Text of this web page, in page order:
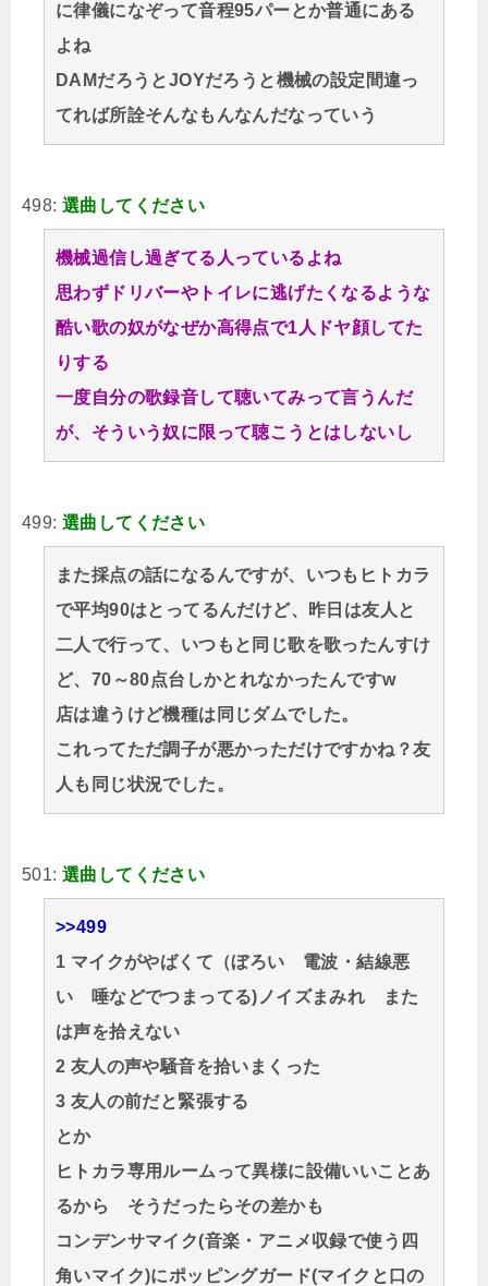
に律儀になぞって音程95パーとか普通にある
よね
DAMだろうとJOYだろうと機械の設定間違っ
てれば所詮そんなもんなんだなっていう
498: 選曲してください
機械過信し過ぎてる人っているよね
思わずドリバーやトイレに逃げたくなるような
酷い歌の奴がなぜか高得点で1人ドヤ顔してた
りする
一度自分の歌録音して聴いてみって言うんだ
が、そういう奴に限って聴こうとはしないし
499: 選曲してください
また採点の話になるんですが、いつもヒトカラ
で平均90はとってるんだけど、昨日は友人と
二人で行って、いつもと同じ歌を歌ったんすけ
ど、70～80点台しかとれなかったんですw
店は違うけど機種は同じダムでした。
これってただ調子が悪かっただけですかね？友
人も同じ状況でした。
501: 選曲してください
>>499
1 マイクがやばくて（ぼろい 電波・結線悪
い 唾などでつまってる)ノイズまみれ また
は声を拾えない
2 友人の声や騒音を拾いまくった
3 友人の前だと緊張する
とか
ヒトカラ専用ルームって異様に設備いいことあ
るから そうだったらその差かも
コンデンサマイク(音楽・アニメ収録で使う四
角いマイク)にポッピングガード(マイクと口の